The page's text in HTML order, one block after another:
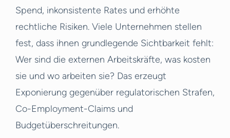
Spend, inkonsistente Rates und erhöhte
rechtliche Risiken. Viele Unternehmen stellen
fest, dass ihnen grundlegende Sichtbarkeit fehlt:
Wer sind die externen Arbeitskräfte, was kosten
sie und wo arbeiten sie? Das erzeugt
Exponierung gegenüber regulatorischen Strafen,
Co-Employment-Claims und
Budgetüberschreitungen.